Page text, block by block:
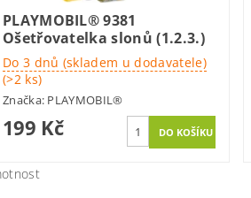
PLAYMOBIL® 9381
Ošetřovatelka slonů (1.2.3.)
Do 3 dnů (skladem u dodavatele)
(>2 ks)
Značka: PLAYMOBIL®
199 Kč